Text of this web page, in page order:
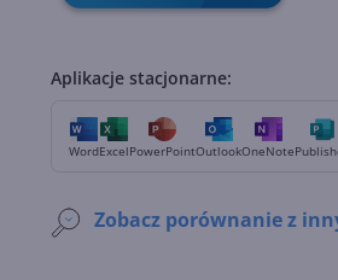
Aplikacje stacjonarne:
WordExcelPowerPointOutlookOneNote
Zobacz porównanie z